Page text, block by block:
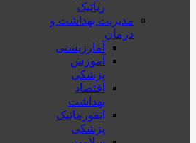
رباتیک
مدیریت بهداشت و
درمان
آمارزیستی
آموزش
پزشکی
اقتصاد
بهداشت
انفورماتیک
پزشکی